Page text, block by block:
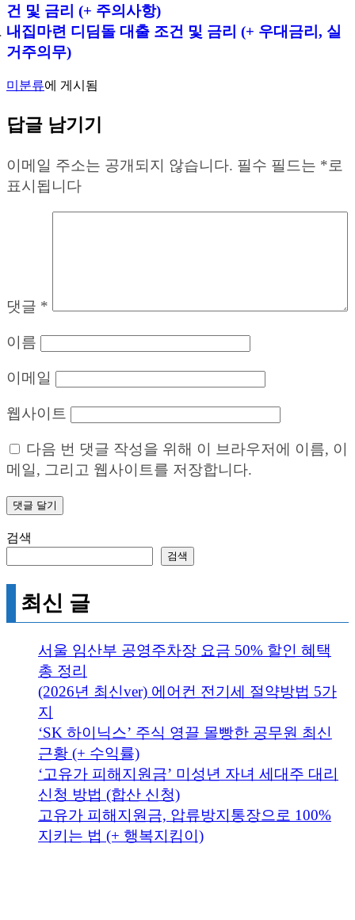
건 및 금리 (+ 주의사항)
내집마련 디딤돌 대출 조건 및 금리 (+ 우대금리, 실
거주의무)
미분류에 게시됨
답글 남기기
이메일 주소는 공개되지 않습니다. 필수 필드는 *로
표시됩니다
댓글 *
이름
이메일
웹사이트
다음 번 댓글 작성을 위해 이 브라우저에 이름, 이
메일, 그리고 웹사이트를 저장합니다.
검색
검색
최신 글
서울 임산부 공영주차장 요금 50% 할인 혜택
총 정리
(2026년 최신ver) 에어컨 전기세 절약방법 5가
지
‘SK 하이닉스’ 주식 영끌 몰빵한 공무원 최신
근황 (+ 수익률)
‘고유가 피해지원금’ 미성년 자녀 세대주 대리
신청 방법 (합산 신청)
고유가 피해지원금, 압류방지통장으로 100%
지키는 법 (+ 행복지킴이)